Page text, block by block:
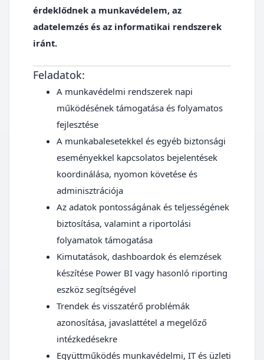
érdeklődnek a munkavédelem, az
adatelemzés és az informatikai rendszerek
iránt.
Feladatok:
A munkavédelmi rendszerek napi
működésének támogatása és folyamatos
fejlesztése
A munkabalesetekkel és egyéb biztonsági
eseményekkel kapcsolatos bejelentések
koordinálása, nyomon követése és
adminisztrációja
Az adatok pontosságának és teljességének
biztosítása, valamint a riportolási
folyamatok támogatása
Kimutatások, dashboardok és elemzések
készítése Power BI vagy hasonló riporting
eszköz segítségével
Trendek és visszatérő problémák
azonosítása, javaslattétel a megelőző
intézkedésekre
Együttműködés munkavédelmi, IT és üzleti